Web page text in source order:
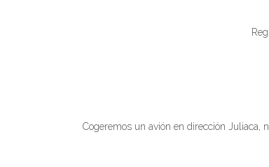
Cogeremos un avión en dirección Juliaca,